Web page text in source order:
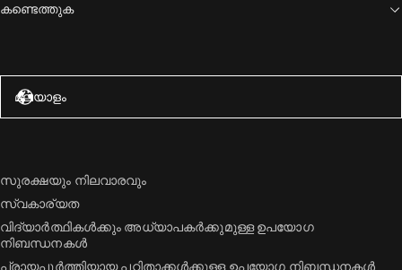
കണ്ടെത്തുക
മലയാളം
സുരക്ഷയും നിലവാരവും
സ്വകാര്യത
വിദ്യാർത്ഥികൾക്കും അധ്യാപകർക്കുമുള്ള ഉപയോഗ
നിബന്ധനകൾ
പ്രായപൂർത്തിയായ പഠിതാക്കൾക്കുള്ള ഉപയോഗ നിബന്ധനകൾ